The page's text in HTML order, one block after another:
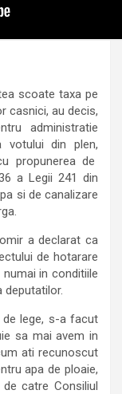
scoate taxa pe
casnici, au decis,
administratie
votului din plen,
propunerea de
a Legii 241 din
si de canalizare
a declarat ca
de hotarare
in conditiile
deputatilor.
de lege, s-a facut
sa mai avem in
ati recunoscut
apa de ploaie,
catre Consiliul